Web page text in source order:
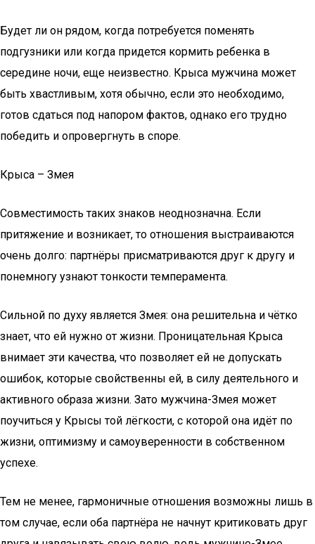
Будет ли он рядом, когда потребуется поменять
подгузники или когда придется кормить ребенка в
середине ночи, еще неизвестно. Крыса мужчина может
быть хвастливым, хотя обычно, если это необходимо,
готов сдаться под напором фактов, однако его трудно
победить и опровергнуть в споре.
Крыса – Змея
Совместимость таких знаков неоднозначна. Если
притяжение и возникает, то отношения выстраиваются
очень долго: партнёры присматриваются друг к другу и
понемногу узнают тонкости темперамента.
Сильной по духу является Змея: она решительна и чётко
знает, что ей нужно от жизни. Проницательная Крыса
внимает эти качества, что позволяет ей не допускать
ошибок, которые свойственны ей, в силу деятельного и
активного образа жизни. Зато мужчина-Змея может
поучиться у Крысы той лёгкости, с которой она идёт по
жизни, оптимизму и самоуверенности в собственном
успехе.
Тем не менее, гармоничные отношения возможны лишь в
том случае, если оба партнёра не начнут критиковать друг